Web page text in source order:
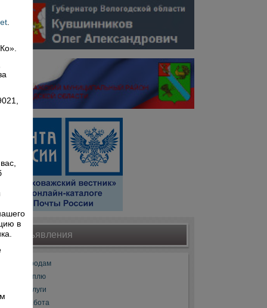
Объявления
Продам
Куплю
Услуги
Работа
в